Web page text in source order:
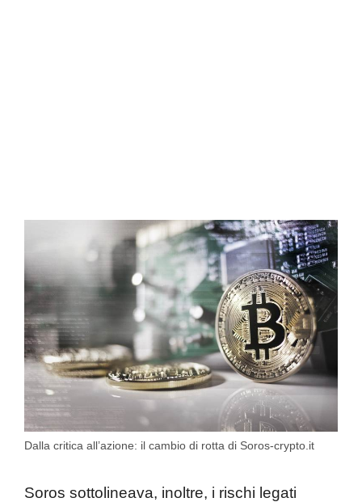
Dalla critica all’azione: il cambio di rotta di Soros-crypto.it
Soros sottolineava, inoltre, i rischi legati